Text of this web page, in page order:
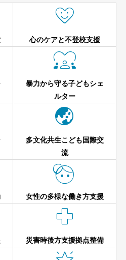

心のケアと不登校支援

暴力から守る子どもシェ
ルター

多文化共生こども国際交
流

女性の多様な働き方支援

災害時後方支援拠点整備